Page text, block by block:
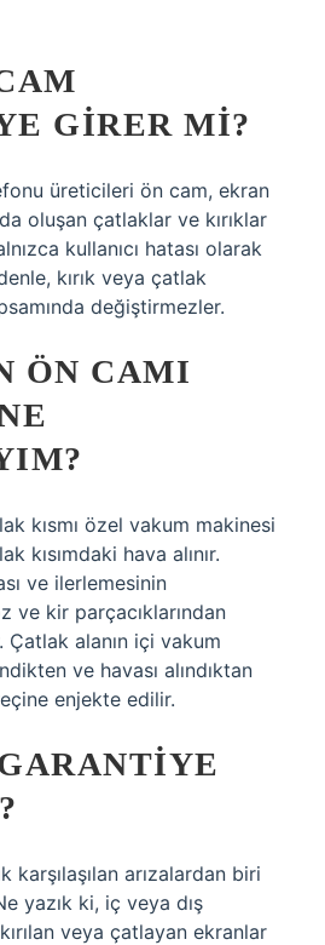
GIRER MI?
üreticileri ön cam, ekran
oluşan çatlaklar ve kırıklar
kullanıcı hatası olarak
kırık veya çatlak
değiştirmezler.
ÖN CAMI
kısmı özel vakum makinesi
kısımdaki hava alınır.
ve ilerlemesinin
ve kir parçacıklarından
Çatlak alanın içi vakum
ve havası alındıktan
enjekte edilir.
karşılaşılan arızalardan biri
yazık ki, iç veya dış
veya çatlayan ekranlar